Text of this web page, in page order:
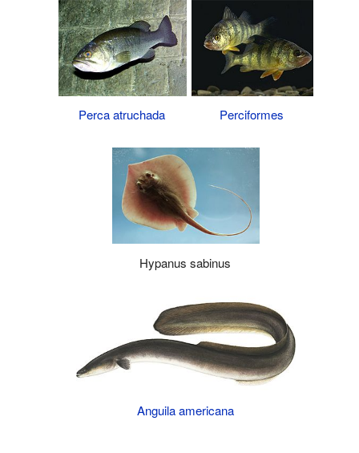
Perca atruchada Perciformes
Hypanus sabinus
Anguila americana